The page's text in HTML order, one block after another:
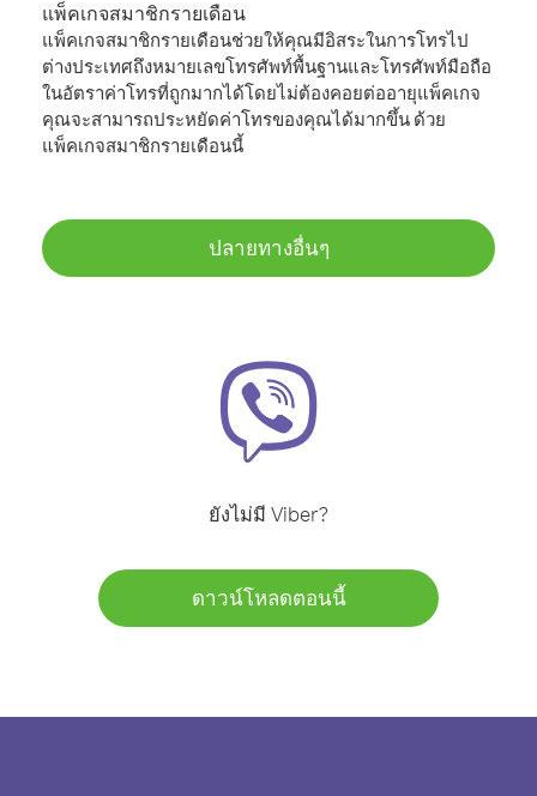
แพ็คเกจสมาชิกรายเดือน
แพ็คเกจสมาชิกรายเดือนช่วยให้คุณมีอิสระในการโทรไป
ต่างประเทศถึงหมายเลขโทรศัพท์พื้นฐานและโทรศัพท์มือถือ
ในอัตราค่าโทรที่ถูกมากได้โดยไม่ต้องคอยต่ออายุแพ็คเกจ
คุณจะสามารถประหยัดค่าโทรของคุณได้มากขึ้น ด้วย
แพ็คเกจสมาชิกรายเดือนนี้
ปลายทางอื่นๆ
ยังไม่มี Viber?
ดาวน์โหลดตอนนี้